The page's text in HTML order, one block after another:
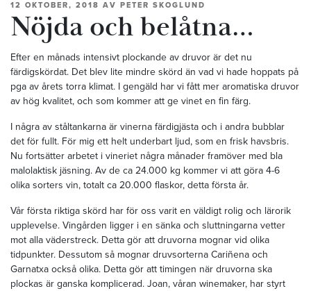
12 OKTOBER, 2018 AV PETER SKOGLUND
Nöjda och belåtna…
Efter en månads intensivt plockande av druvor är det nu
färdigskördat. Det blev lite mindre skörd än vad vi hade hoppats på
pga av årets torra klimat. I gengäld har vi fått mer aromatiska druvor
av hög kvalitet, och som kommer att ge vinet en fin färg.
I några av ståltankarna är vinerna färdigjästa och i andra bubblar
det för fullt. För mig ett helt underbart ljud, som en frisk havsbris.
Nu fortsätter arbetet i vineriet några månader framöver med bla
malolaktisk jäsning. Av de ca 24.000 kg kommer vi att göra 4-6
olika sorters vin, totalt ca 20.000 flaskor, detta första år.
Vår första riktiga skörd har för oss varit en väldigt rolig och lärorik
upplevelse. Vingården ligger i en sänka och sluttningarna vetter
mot alla väderstreck. Detta gör att druvorna mognar vid olika
tidpunkter. Dessutom så mognar druvsorterna Cariñena och
Garnatxa också olika. Detta gör att timingen när druvorna ska
plockas är ganska komplicerad. Joan, våran winemaker, har styrt